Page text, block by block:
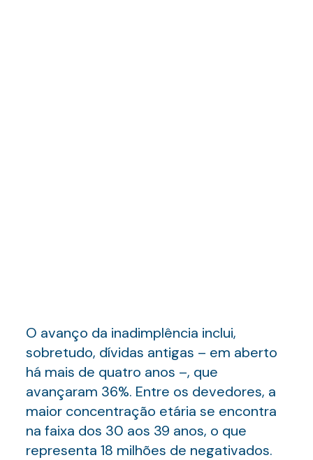
O avanço da inadimplência inclui,
sobretudo, dívidas antigas – em aberto
há mais de quatro anos –, que
avançaram 36%. Entre os devedores, a
maior concentração etária se encontra
na faixa dos 30 aos 39 anos, o que
representa 18 milhões de negativados.